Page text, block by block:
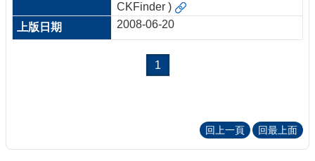
技
術
CKFinder )
2008-06-20
1
回上一頁 回最上面